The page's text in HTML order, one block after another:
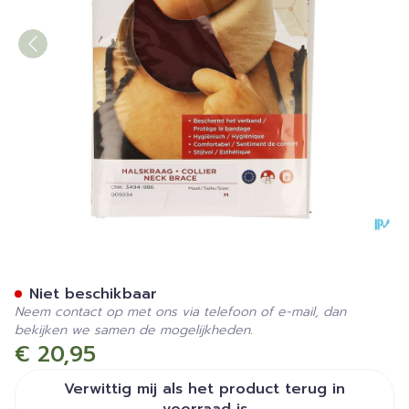
€ 20,95
Verwittig mij als het product terug in
Niet beschikbaar
Neem contact op met ons via telefoon of e-mail, dan
bekijken we samen de mogelijkheden.